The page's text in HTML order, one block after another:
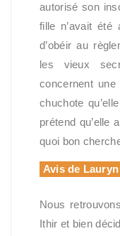
autorisé son
fille n’avait été
d’obéir au
les vieux
concernent
chuchote
prétend qu’elle
quoi bon
Avis de Lauryn
Nous
Ithir et bien